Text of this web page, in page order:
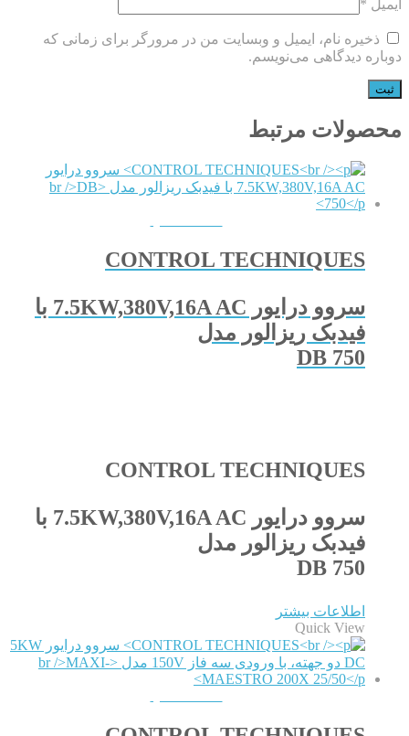
ایمیل *
ذخیره نام، ایمیل و وبسایت من در مرورگر برای زمانی که
دوباره دیدگاهی می‌نویسم.
محصولات مرتبط
CONTROL TECHNIQUES
سروو درایور 7.5KW,380V,16A AC با
فیدبک ریزالور مدل
DB 750
CONTROL TECHNIQUES
سروو درایور 7.5KW,380V,16A AC با
فیدبک ریزالور مدل
DB 750
اطلاعات بیشتر
Quick View